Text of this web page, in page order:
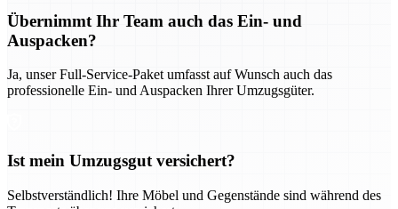
Übernimmt Ihr Team auch das Ein- und
Auspacken?
Ja, unser Full-Service-Paket umfasst auf Wunsch auch das
professionelle Ein- und Auspacken Ihrer Umzugsgüter.
Ist mein Umzugsgut versichert?
Selbstverständlich! Ihre Möbel und Gegenstände sind während des